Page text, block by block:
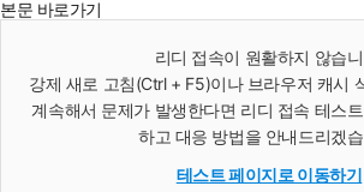
본문 바로가기
리디 접속이 원활하지 않습
강제 새로 고침(Ctrl + F5)이나 브라우저 캐시
계속해서 문제가 발생한다면 리디 접속 테스
하고 대응 방법을 안내드리겠
테스트 페이지로 이동하기